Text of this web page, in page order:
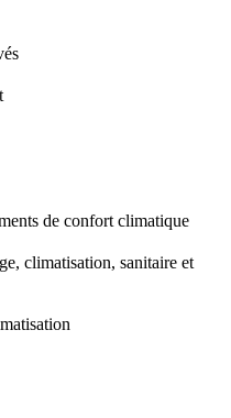
de confort climatique
climatisation, sanitaire et